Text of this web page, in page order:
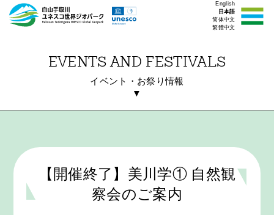
English
日本語
简体中文
繁體中文
EVENTS AND FESTIVALS
イベント・お祭り情報
▼
【開催終了】美川学① 自然観
察会のご案内